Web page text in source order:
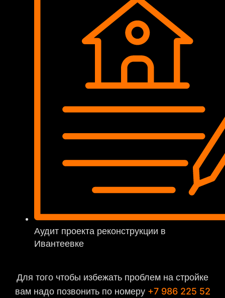
Аудит проекта реконструкции в
Ивантеевке
Для того чтобы избежать проблем на стройке
вам надо позвонить по номеру +7 986 225 52